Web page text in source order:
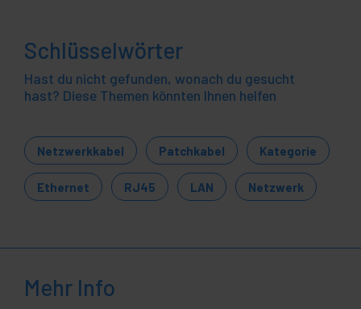
Schlüsselwörter
Hast du nicht gefunden, wonach du gesucht
hast? Diese Themen könnten Ihnen helfen
Netzwerkkabel Patchkabel Kategorie
Ethernet RJ45 LAN Netzwerk
Mehr Info